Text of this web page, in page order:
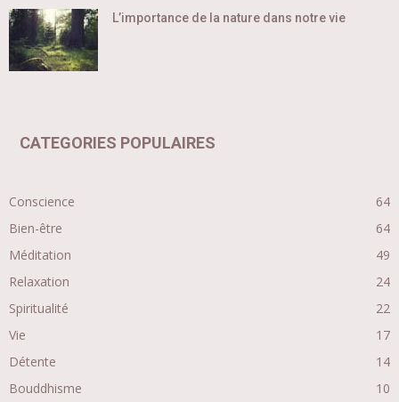
L’importance de la nature dans notre vie
CATEGORIES POPULAIRES
Conscience
64
Bien-être
64
Méditation
49
Relaxation
24
Spiritualité
22
Vie
17
Détente
14
Bouddhisme
10